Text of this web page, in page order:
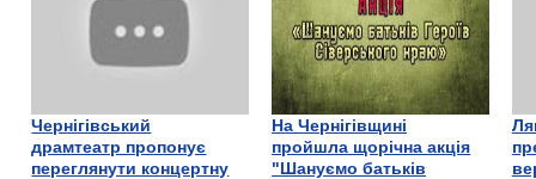
Чернігівський
драмтеатр пропонує
переглянути концертну
На Чернігівщині
пройшла щорічна акція
"Шануємо батьків